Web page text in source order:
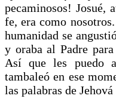
pecaminosos! Josué,
fe, era como
humanidad se
y oraba al Padre
Así que les puedo
tambaleó en ese
las palabras de